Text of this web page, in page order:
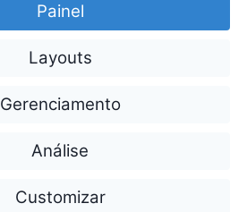
Painel
Layouts
Gerenciamento
Análise
Customizar